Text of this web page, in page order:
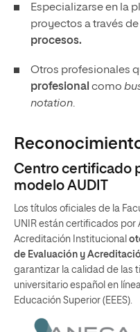
Especializarse en la
proyectos a través de
procesos.
Otros profesionales
profesional como
notation.
Centro certificado
modelo AUDIT
Los títulos oficiales de la
UNIR están certificados por
Acreditación Institucional
de Evaluación y
garantizar la calidad de las
universitario español en
Educación Superior (EEES).